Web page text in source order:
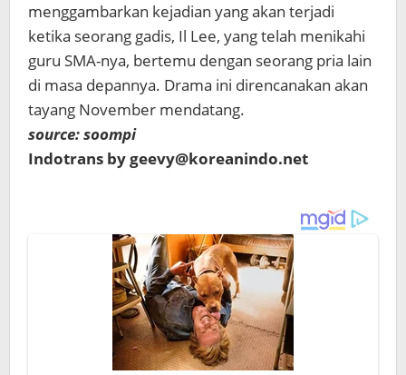
menggambarkan kejadian yang akan terjadi
ketika seorang gadis, Il Lee, yang telah menikahi
guru SMA-nya, bertemu dengan seorang pria lain
di masa depannya. Drama ini direncanakan akan
tayang November mendatang.
source: soompi
Indotrans by geevy@koreanindo.net